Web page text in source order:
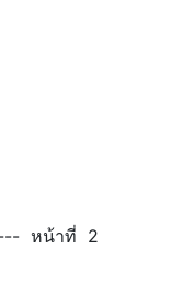
หน้าที่ 2